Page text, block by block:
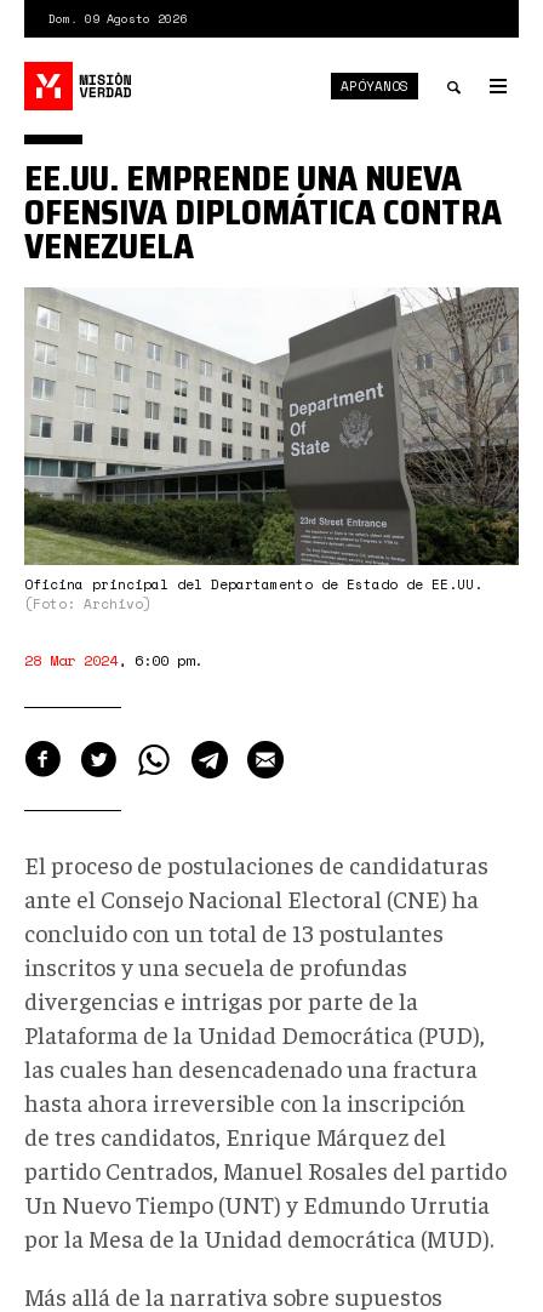
contenido
principal
Dom. 09 Agosto 2026
search
APÓYANOS
eeu.jpg
Oficina principal del Departamento de Estado de EE.UU.
(Foto: Archivo)
EE.UU. EMPRENDE UNA NUEVA
OFENSIVA DIPLOMÁTICA CONTRA
VENEZUELA
28 Mar 2024, 6:00 pm.
El proceso de postulaciones de candidaturas
ante el Consejo Nacional Electoral (CNE) ha
concluido con un total de 13 postulantes
inscritos y una secuela de profundas
divergencias e intrigas por parte de la
Plataforma de la Unidad Democrática (PUD),
las cuales han desencadenado una fractura
hasta ahora irreversible con la inscripción
de tres candidatos, Enrique Márquez del
partido Centrados, Manuel Rosales del partido
Un Nuevo Tiempo (UNT) y Edmundo Urrutia
por la Mesa de la Unidad democrática (MUD).
Más allá de la narrativa sobre supuestos